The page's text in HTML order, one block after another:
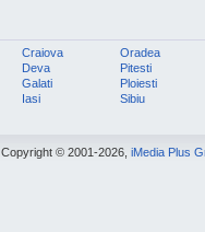
Craiova
Deva
Galati
Iasi
Oradea
Pitesti
Ploiesti
Sibiu
Copyright © 2001-2026, iMedia Plus